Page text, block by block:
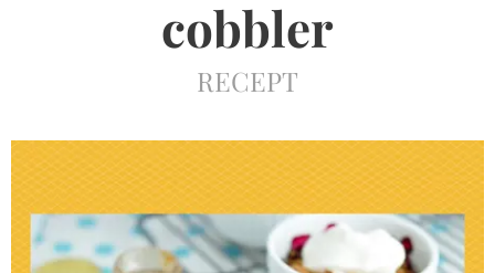
cobbler
RECEPT